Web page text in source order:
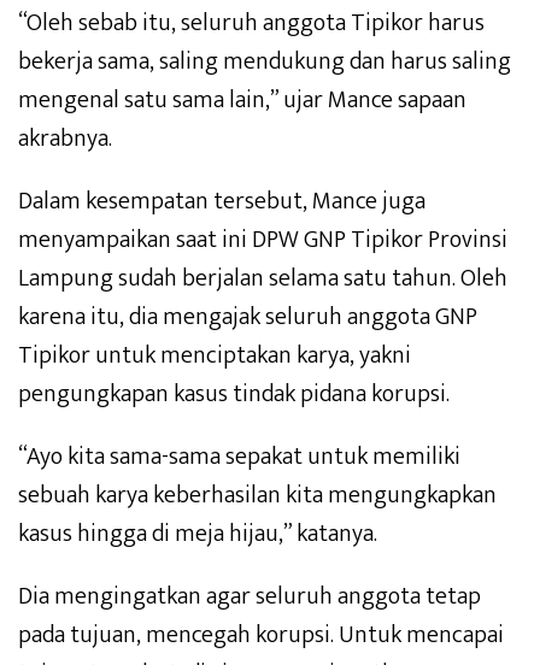
“Oleh sebab itu, seluruh anggota Tipikor harus
bekerja sama, saling mendukung dan harus saling
mengenal satu sama lain,” ujar Mance sapaan
akrabnya.
Dalam kesempatan tersebut, Mance juga
menyampaikan saat ini DPW GNP Tipikor Provinsi
Lampung sudah berjalan selama satu tahun. Oleh
karena itu, dia mengajak seluruh anggota GNP
Tipikor untuk menciptakan karya, yakni
pengungkapan kasus tindak pidana korupsi.
“Ayo kita sama-sama sepakat untuk memiliki
sebuah karya keberhasilan kita mengungkapkan
kasus hingga di meja hijau,” katanya.
Dia mengingatkan agar seluruh anggota tetap
pada tujuan, mencegah korupsi. Untuk mencapai